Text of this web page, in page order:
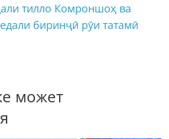
тилло Комроншоҳ ва
биринҷӣ рӯи татамӣ
может